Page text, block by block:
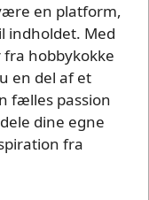
en platform,
indholdet. Med
hobbykokke
en del af et
fælles passion
dine egne
fra